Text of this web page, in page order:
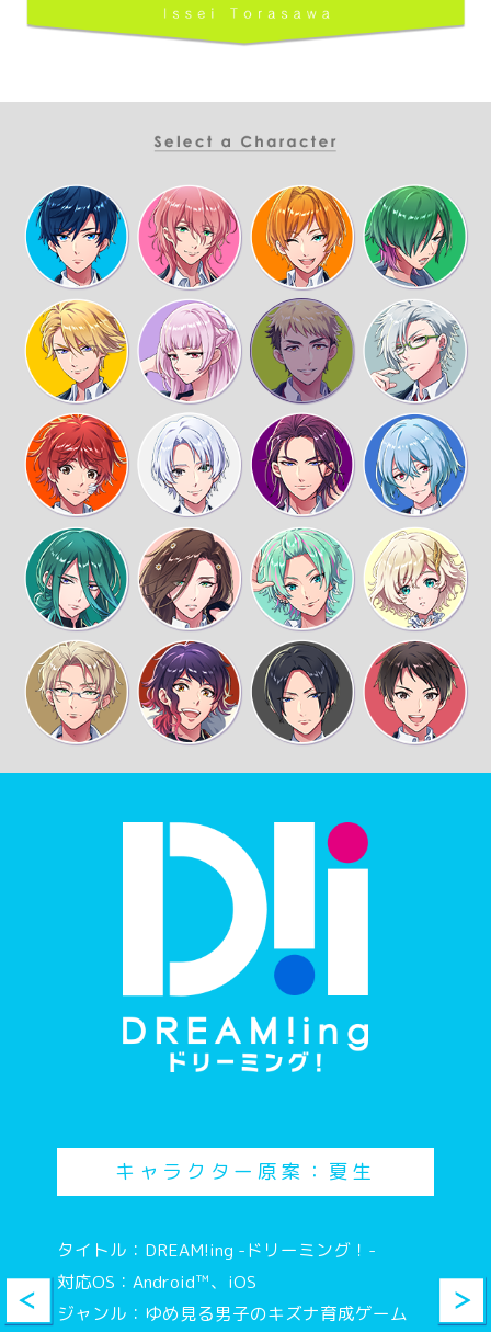
許可出てるの東雲の敷地内だけだろ
一般人の法的にはね？
電車で来い。待ってるから
ついた。どこいるのさ？
待て
はいはい
もしもーし
はぁ？渋谷だったでしょ
スクランブルの中心で座り込んでるばあさんが
いてな。聞けば浅草に行きたいっつうから
で、いつ渋谷つくの
もしもーし
キャラクター原案：夏生
タイトル：DREAM!ing -ドリーミング！-
対応OS：Android™、iOS
ジャンル：ゆめ見る男子のキズナ育成ゲーム